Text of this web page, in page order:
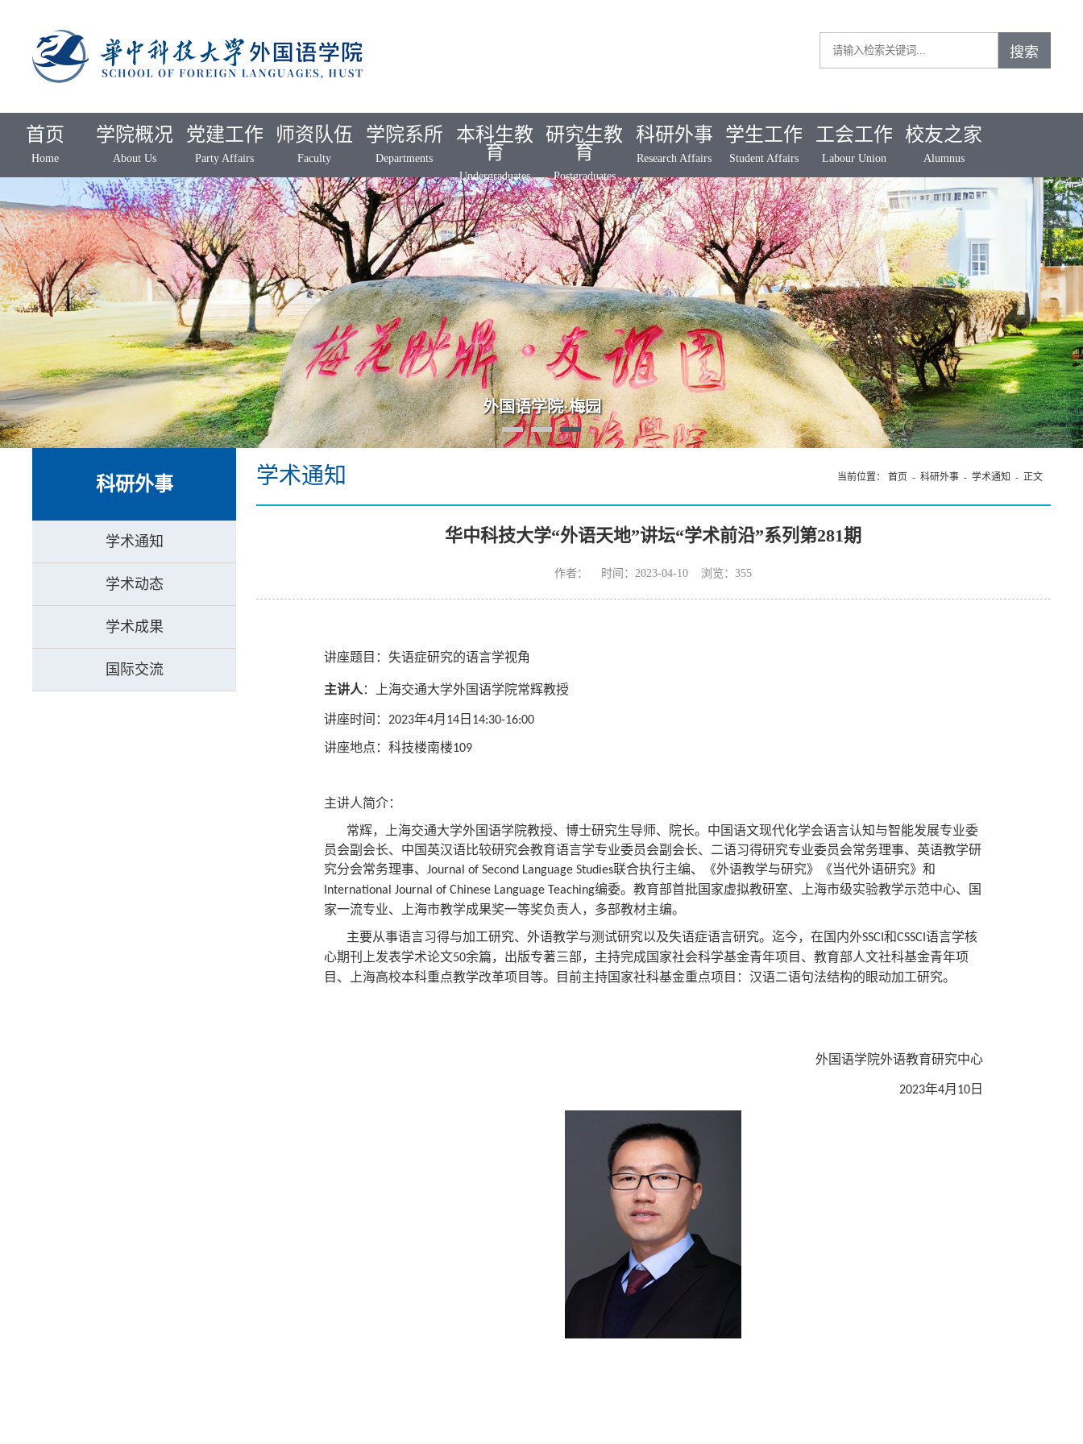
首页
Home
学院概况
About Us
党建工作
Party Affairs
师资队伍
Faculty
学院系所
Departments
本科生教
育
Undergraduates
研究生教
育
Postgraduates
科研外事
Research Affairs
学生工作
Student Affairs
工会工作
Labour Union
校友之家
Alumnus
外国语学院·梅园
科研外事
学术通知
学术动态
学术成果
国际交流
学术通知 当前位置： 首页 - 科研外事- 学术通知 - 正文
华中科技大学“外语天地”讲坛“学术前沿”系列第281期
作者： 时间：2023-04-10 浏览：355
讲座题目：失语症研究的语言学视角
主讲人 ：上海交通大学外国语学院常辉教授
讲座时间 ： 2023年4月 14 日 14:30-16:00
讲座地点 ：科技楼南楼109
主讲人简介：
常辉，上海交通大学外国语学院教授、博士研究生导师、院长。中国语文现代化学会语言认知与智能发展专业委
员会副会长、中国英汉语比较研究会教育语言学专业委员会副会长、二语习得研究专业委员会常务理事、英语教学研
究分会常务理事、 Journal of Second Language Studies联合执行主编、《外语教学与研究》《当代外语研究》和
International Journal of Chinese Language Teaching编委。教育部首批国家虚拟教研室、上海市级实验教学示范中心、国
家一流专业、上海市教学成果奖一等奖负责人，多部教材主编。
主要从事语言习得与加工研究、外语教学与测试研究以及失语症语言研究。迄今，在国内外SSCI和CSSCI语言学核
心期刊上发表学术论文50余篇，出版专著三部，主持完成国家社会科学基金青年项目、教育部人文社科基金青年项
目、上海高校本科重点教学改革项目等。目前主持国家社科基金重点项目：汉语二语句法结构的眼动加工研究。
外国语学院外语教育研究中心
2023年4月 10日